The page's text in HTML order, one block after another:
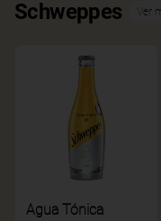
Schweppes Ver
Agua Tónica